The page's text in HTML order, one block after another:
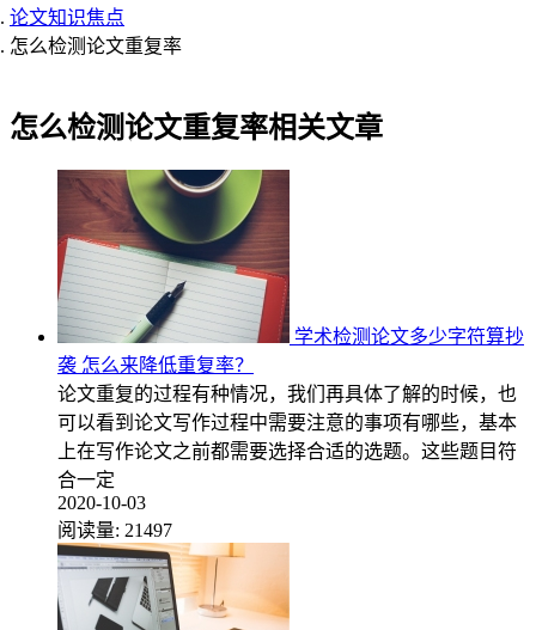
论文知识焦点
怎么检测论文重复率
怎么检测论文重复率相关文章
学术检测论文多少字符算抄
袭 怎么来降低重复率？
论文重复的过程有种情况，我们再具体了解的时候，也
可以看到论文写作过程中需要注意的事项有哪些，基本
上在写作论文之前都需要选择合适的选题。这些题目符
合一定
2020-10-03
阅读量: 21497